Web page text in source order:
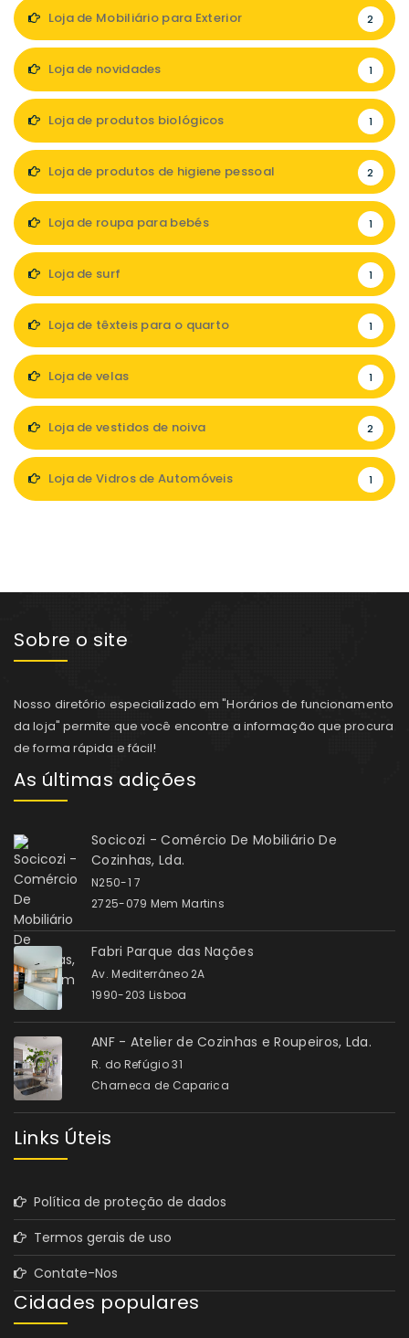
Loja de Mobiliário para Exterior 2
Loja de novidades 1
Loja de produtos biológicos 1
Loja de produtos de higiene pessoal 2
Loja de roupa para bebés 1
Loja de surf 1
Loja de têxteis para o quarto 1
Loja de velas 1
Loja de vestidos de noiva 2
Loja de Vidros de Automóveis 1
Sobre o site
Nosso diretório especializado em "Horários de funcionamento
da loja" permite que você encontre a informação que procura
de forma rápida e fácil!
As últimas adições
Socicozi - Comércio De Mobiliário De
Cozinhas, Lda.
N250-1 7
2725-079 Mem Martins
Fabri Parque das Nações
Av. Mediterrâneo 2A
1990-203 Lisboa
ANF - Atelier de Cozinhas e Roupeiros, Lda.
R. do Refúgio 31
Charneca de Caparica
Links Úteis
Política de proteção de dados
Termos gerais de uso
Contate-Nos
Cidades populares